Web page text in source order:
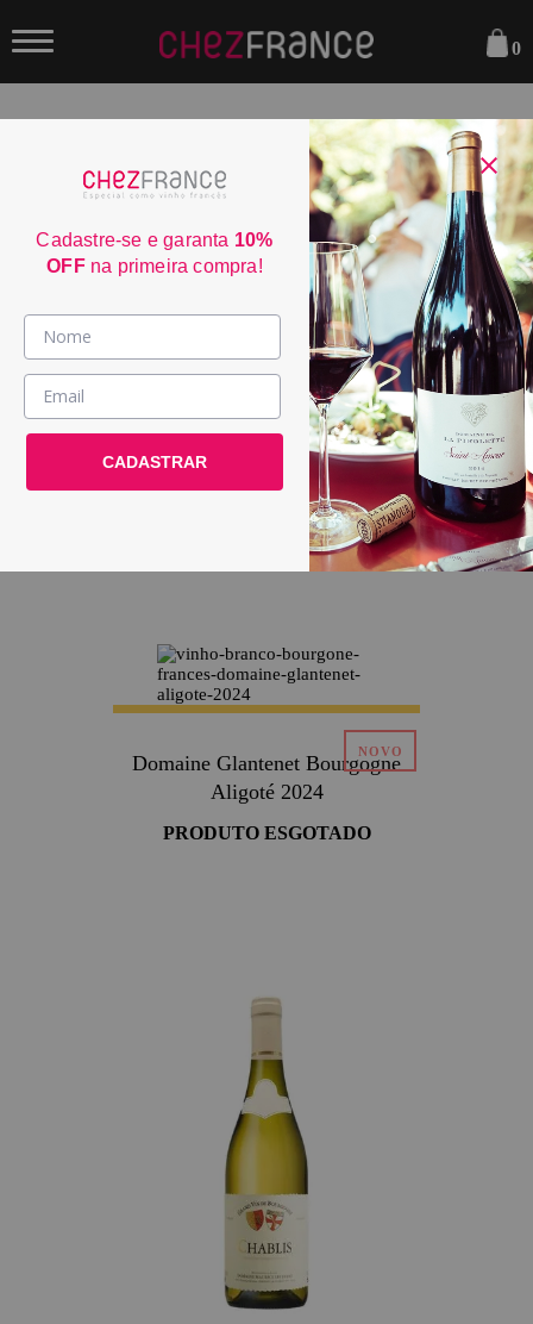
Vinhos >
País / Região >
Le Club >
0
ORDENAR POR:
Domaine Sandrine Deletang
Rully 2021
PRODUTO ESGOTADO
Domaine Glantenet Bourgogne
Aligoté 2024
PRODUTO ESGOTADO
Cadastre-se e garanta 10%
OFFna primeira compra!
CADASTRAR